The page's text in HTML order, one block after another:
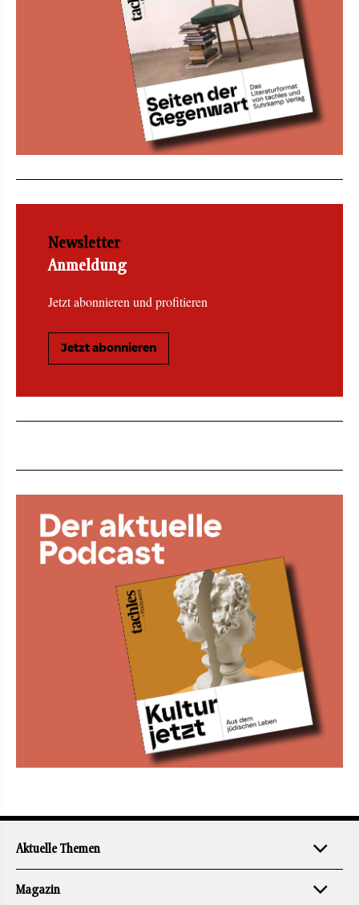
Newsletter
Anmeldung
Jetzt abonnieren und profitieren
Jetzt abonnieren
Aktuelle Themen
Magazin